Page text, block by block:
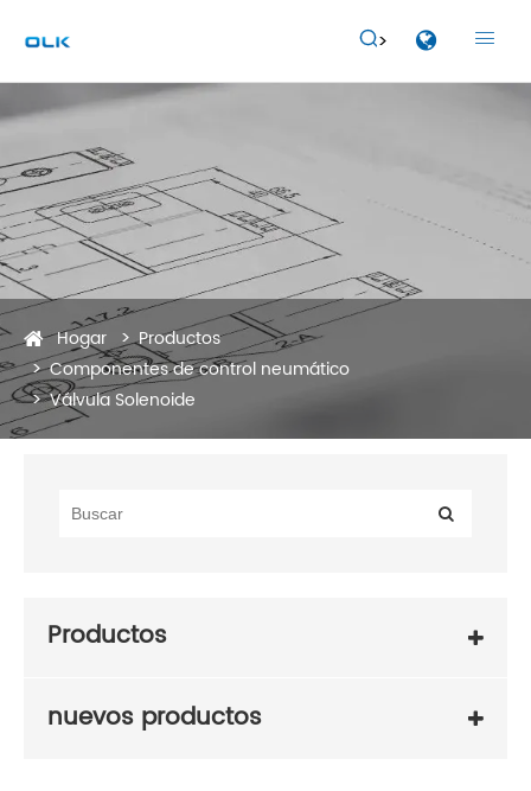
 
Hogar
Productos
Componentes de control neumático
Válvula Solenoide
Productos
nuevos productos